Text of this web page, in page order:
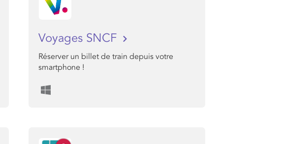
Voyages SNCF
Réserver un billet de train depuis votre
smartphone !